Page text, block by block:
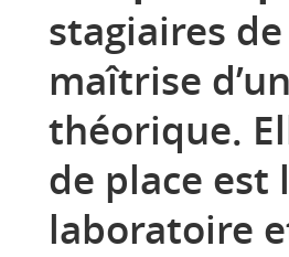
stagiaires
maîtrise
théorique.
de place est
laboratoire